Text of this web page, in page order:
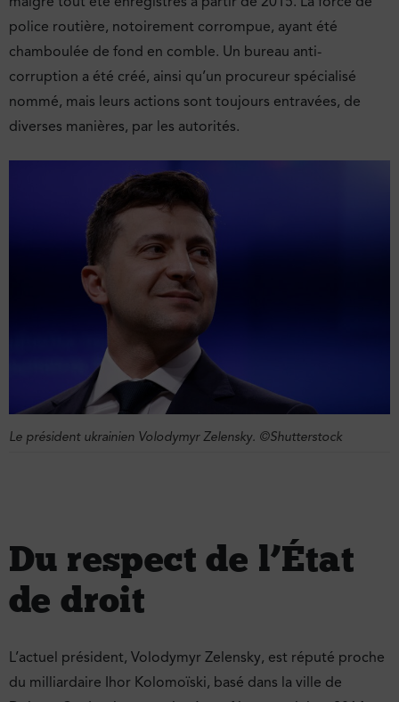
police routière, notoirement corrompue, ayant été
chamboulée de fond en comble. Un bureau anti-
corruption a été créé, ainsi qu’un procureur spécialisé
nommé, mais leurs actions sont toujours entravées, de
diverses manières, par les autorités.
Le président ukrainien Volodymyr Zelensky. ©Shutterstock
Du respect de l’État
de droit
L’actuel président, Volodymyr Zelensky, est réputé proche
du milliardaire Ihor Kolomoïski, basé dans la ville de